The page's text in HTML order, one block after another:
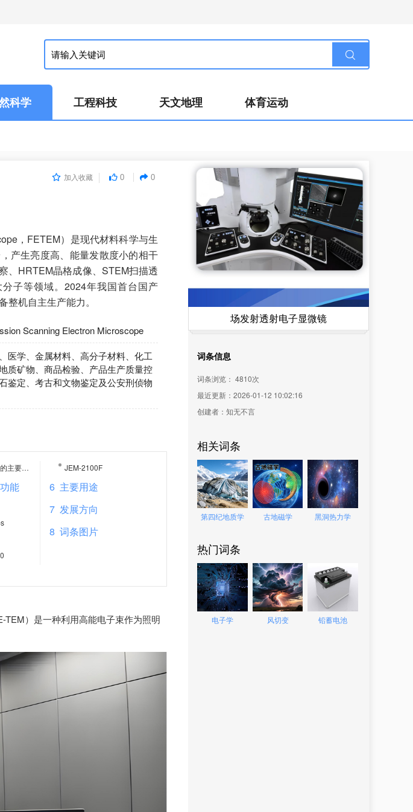
科学 工程科技 天文地理 体育运动
加入收藏 0
有用+1
0
，FETEM）是现代材料科学与生
产生亮度高、能量发散度小的相干
、HRTEM晶格成像、STEM扫描透
子等领域。2024年我国首台国产
机自主生产能力。
Scanning Electron Microscope
医学、金属材料、高分子材料、化工
质矿物、商品检验、产品生产质量控
鉴定、考古和文物鉴定及公安刑侦物
场发射电子枪的主要性能和工作参数
能
JEM-2100F
6 主要用途
7 发展方向
8 词条图片
TEM）是一种利用高能电子束作为照明
场发射透射电子显微镜
词条信息
词条浏览： 4810次
最近更新：2026-01-12 10:02:16
创建者：知无不言
相关词条
第四纪地质学 古地磁学 黑洞热力学
热门词条
电子学 风切变 铅蓄电池